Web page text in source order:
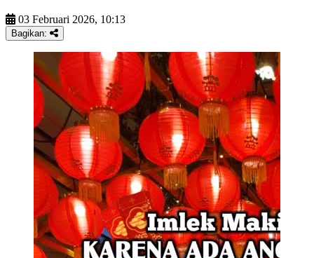
03 Februari 2026, 10:13
Bagikan: